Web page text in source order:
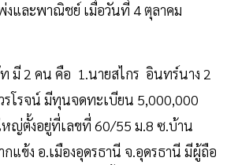
งและพาณิชย์ เมื่อวันที่ 4 ตุลาคม
มี 2 คน คือ 1.นายสไกร อินทร์นาง 2
รโรจน์ มีทุนจดทะเบียน 5,000,000
ญ่ตั้งอยู่ที่เลขที่ 60/55 ม.8 ซ.บ้าน
ข้ง อ.เมืองอุดรธานี จ.อุดรธานี มีผู้ถือ